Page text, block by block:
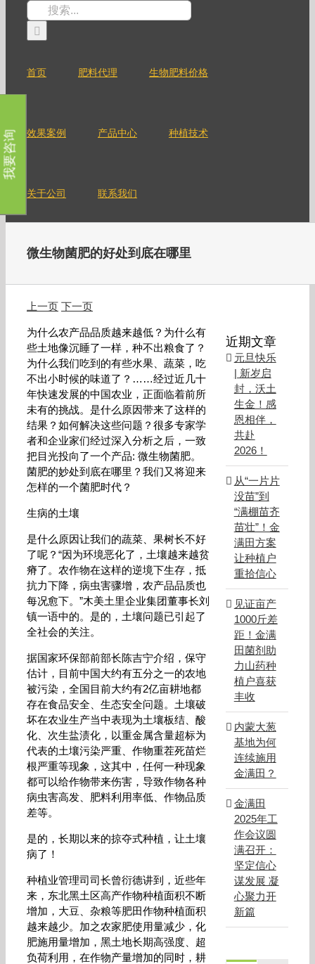
搜
索：
首页 肥料代理 生物肥料价格
效果案例 产品中心 种植技术
关于公司 联系我们
微生物菌肥的好处到底在哪里
上一页 下一页
为什么农产品品质越来越低？为什么有
些土地像沉睡了一样，种不出粮食了？
为什么我们吃到的有些水果、蔬菜，吃
不出小时候的味道了？……经过近几十
年快速发展的中国农业，正面临着前所
未有的挑战。是什么原因带来了这样的
结果？如何解决这些问题？很多专家学
者和企业家们经过深入分析之后，一致
把目光投向了一个产品: 微生物菌肥。
菌肥的妙处到底在哪里？我们又将迎来
怎样的一个菌肥时代？
生病的土壤
是什么原因让我们的蔬菜、果树长不好
了呢？“因为环境恶化了，土壤越来越贫
瘠了。农作物在这样的逆境下生存，抵
抗力下降，病虫害骤增，农产品品质也
每况愈下。”木美土里企业集团董事长刘
镇一语中的。是的，土壤问题已引起了
全社会的关注。
据国家环保部前部长陈吉宁介绍，保守
估计，目前中国大约有五分之一的农地
被污染，全国目前大约有2亿亩耕地都
存在食品安全、生态安全问题。土壤破
坏在农业生产当中表现为土壤板结、酸
化、次生盐渍化，以重金属含量超标为
代表的土壤污染严重、作物重茬死苗烂
根严重等现象，这其中，任何一种现象
都可以给作物带来伤害，导致作物各种
病虫害高发、肥料利用率低、作物品质
差等。
是的，长期以来的掠夺式种植，让土壤
病了！
种植业管理司司长曾衍德讲到，近些年
来，东北黑土区高产作物种植面积不断
增加，大豆、杂粮等肥田作物种植面积
越来越少。加之农家肥使用量减少，化
肥施用量增加，黑土地长期高强度、超
负荷利用，在作物产量增加的同时，耕
近期文章
元旦快乐
| 新岁启
封，沃土
生金！感
恩相伴，
共赴
2026！
从“一片片
没苗”到
“满棚苗齐
苗壮”！金
满田方案
让种植户
重拾信心
见证亩产
1000斤差
距！金满
田菌剂助
力山药种
植户喜获
丰收
内蒙大葱
基地为何
连续施用
金满田？
金满田
2025年工
作会议圆
满召开：
坚定信心
谋发展 凝
心聚力开
新篇
我要咨询